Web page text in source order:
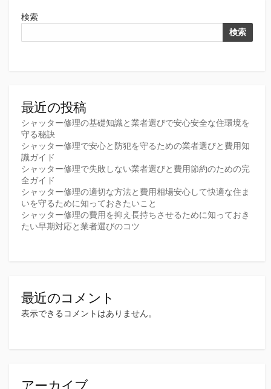
ペ
り
検索
検索
最近の投稿
シャッター修理の基礎知識と業者選びで安心安全な住環境を
守る秘訣
シャッター修理で安心と防犯を守るための業者選びと費用知
識ガイド
シャッター修理で失敗しない業者選びと費用節約のための完
全ガイド
シャッター修理の適切な方法と費用相場安心して快適な住ま
いを守るために知っておきたいこと
シャッター修理の費用を抑え長持ちさせるために知っておき
たい早期対応と業者選びのコツ
最近のコメント
表示できるコメントはありません。
アーカイブ